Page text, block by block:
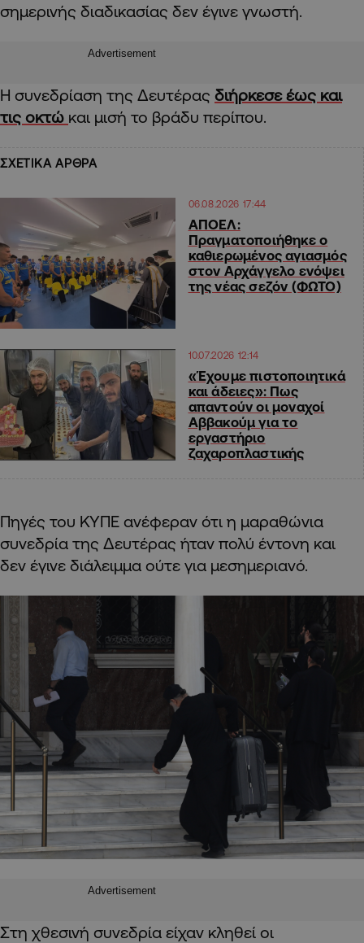
σημερινής διαδικασίας δεν έγινε γνωστή.
Advertisement
Η συνεδρίαση της Δευτέρας διήρκεσε έως και
τις οκτώ και μισή το βράδυ περίπου.
ΣΧΕΤΙΚΑ ΑΡΘΡΑ
06.08.2026 17:44
ΑΠΟΕΛ:
Πραγματοποιήθηκε ο
καθιερωμένος αγιασμός
στον Αρχάγγελο ενόψει
της νέας σεζόν (ΦΩΤΟ)
10.07.2026 12:14
«Έχουμε πιστοποιητικά
και άδειες»: Πως
απαντούν οι μοναχοί
Αββακούμ για το
εργαστήριο
ζαχαροπλαστικής
Πηγές του ΚΥΠΕ ανέφεραν ότι η μαραθώνια
συνεδρία της Δευτέρας ήταν πολύ έντονη και
δεν έγινε διάλειμμα ούτε για μεσημεριανό.
Advertisement
Στη χθεσινή συνεδρία είχαν κληθεί οι